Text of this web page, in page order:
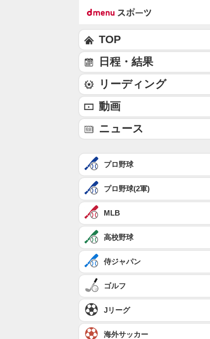
TOP
日程・結果
リーディング
動画
ニュース
プロ野球
プロ野球(2軍)
MLB
高校野球
侍ジャパン
ゴルフ
Jリーグ
海外サッカー